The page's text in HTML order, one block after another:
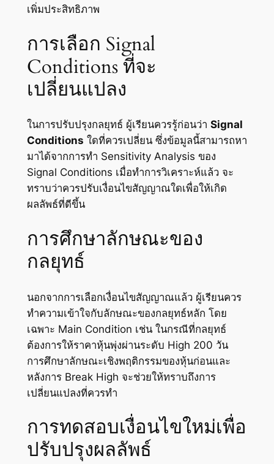
เพิ่มประสิทธิภาพ
การเลือก Signal
Conditions ที่จะ
เปลี่ยนแปลง
ในการปรับปรุงกลยุทธ์ ผู้เรียนควรรู้ก่อนว่า Signal
Conditions ใดที่ควรเปลี่ยน ซึ่งข้อมูลนี้สามารถหา
มาได้จากการทำ Sensitivity Analysis ของ
Signal Conditions เมื่อทำการวิเคราะห์แล้ว จะ
ทราบว่าควรปรับเงื่อนไขสัญญาณใดเพื่อให้เกิด
ผลลัพธ์ที่ดีขึ้น
การศึกษาลักษณะของ
กลยุทธ์
นอกจากการเลือกเงื่อนไขสัญญาณแล้ว ผู้เรียนควร
ทำความเข้าใจกับลักษณะของกลยุทธ์หลัก โดย
เฉพาะ Main Condition เช่น ในกรณีที่กลยุทธ์
ต้องการให้ราคาหุ้นพุ่งผ่านระดับ High 200 วัน
การศึกษาลักษณะเชิงพฤติกรรมของหุ้นก่อนและ
หลังการ Break High จะช่วยให้ทราบถึงการ
เปลี่ยนแปลงที่ควรทำ
การทดสอบเงื่อนไขใหม่เพื่อ
ปรับปรุงผลลัพธ์